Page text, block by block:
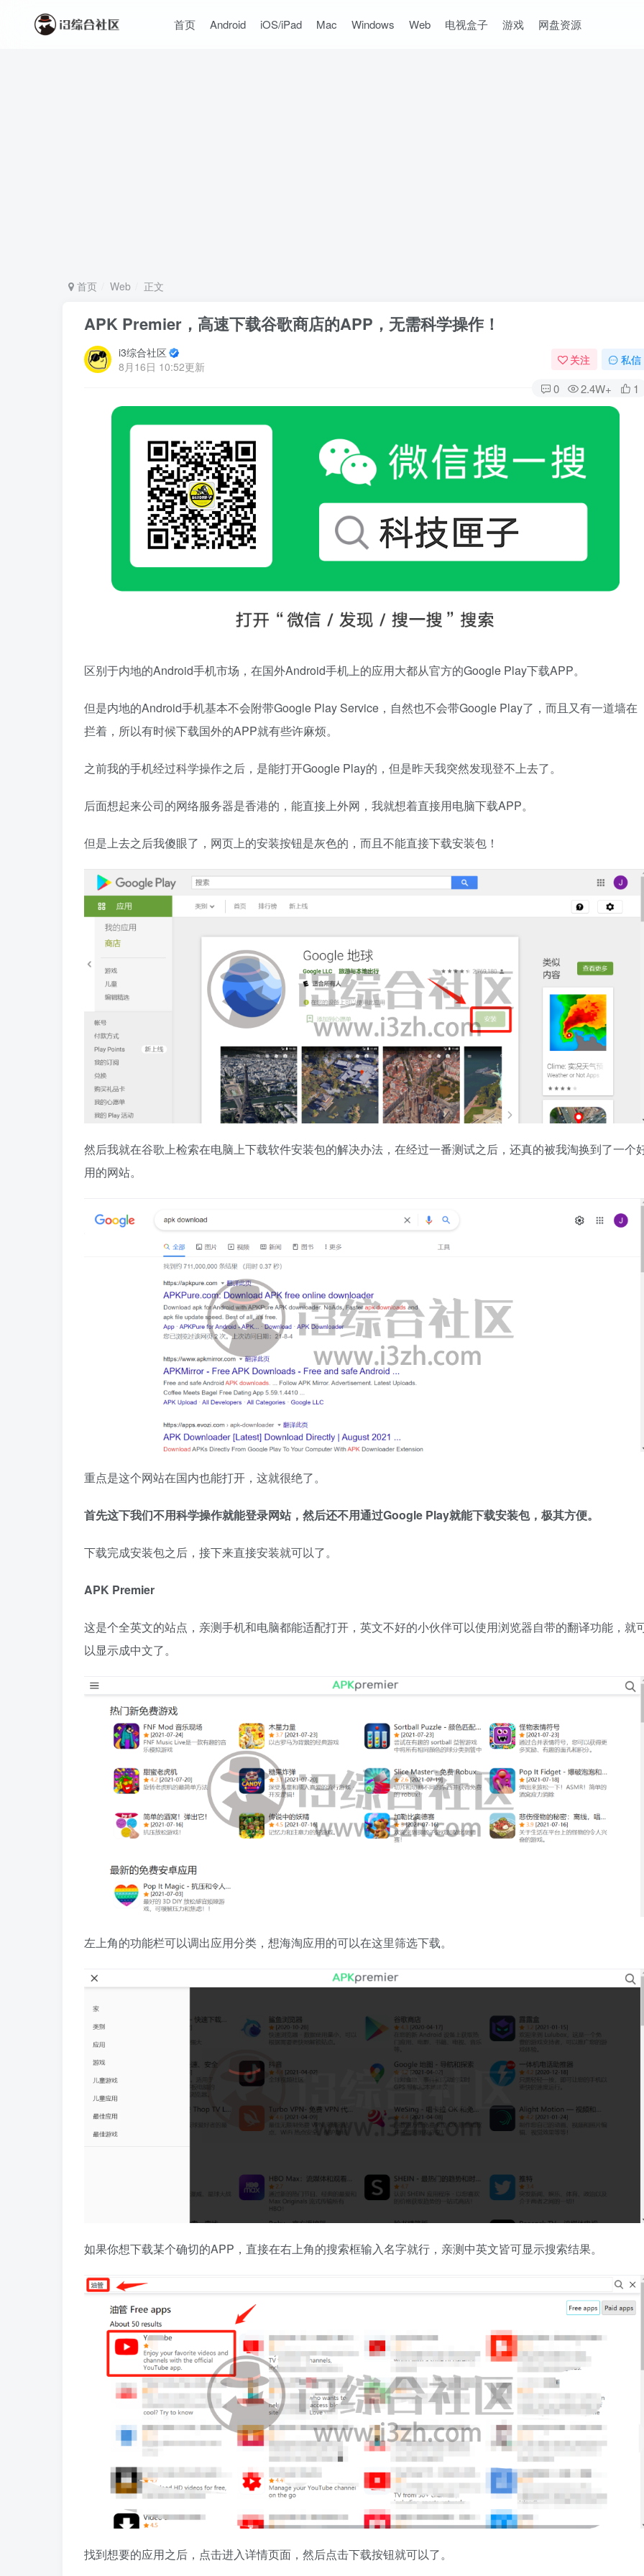
首页 Android iOS/iPad Mac Windows Web 电视盒子 游戏 网盘资源
首页 Web 正文
APK Premier，高速下载谷歌商店的APP，无需科学操作！
i3综合社区
8月16日 10:52更新
关注 私信
0 2.4W+ 1
区别于内地的Android手机市场，在国外Android手机上的应用大都从官方的Google Play下载APP。
但是内地的Android手机基本不会附带Google Play Service，自然也不会带Google Play了，而且又有一道墙在
拦着，所以有时候下载国外的APP就有些许麻烦。
之前我的手机经过科学操作之后，是能打开Google Play的，但是昨天我突然发现登不上去了。
后面想起来公司的网络服务器是香港的，能直接上外网，我就想着直接用电脑下载APP。
但是上去之后我傻眼了，网页上的安装按钮是灰色的，而且不能直接下载安装包！
然后我就在谷歌上检索在电脑上下载软件安装包的解决办法，在经过一番测试之后，还真的被我淘换到了一个
用的网站。
重点是这个网站在国内也能打开，这就很绝了。
首先这下我们不用科学操作就能登录网站，然后还不用通过Google Play就能下载安装包，极其方便。
下载完成安装包之后，接下来直接安装就可以了。
APK Premier
这是个全英文的站点，亲测手机和电脑都能适配打开，英文不好的小伙伴可以使用浏览器自带的翻译功能，就
以显示成中文了。
左上角的功能栏可以调出应用分类，想海淘应用的可以在这里筛选下载。
如果你想下载某个确切的APP，直接在右上角的搜索框输入名字就行，亲测中英文皆可显示搜索结果。
找到想要的应用之后，点击进入详情页面，然后点击下载按钮就可以了。